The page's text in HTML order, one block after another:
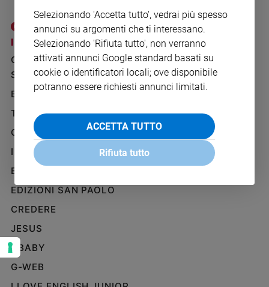
Ambiente
e
Aziende
di
Caso
della
settimana
Diversità
e
Costume
Cultura
e
spettacoli
I SITI SAN PAOLO
GRUPPO EDITORIALE
SAN PAOLO
BENESSERE
TELENOVA
GAZZETTA D'ALBA
IL GIORNALINO
EDICOLA SAN PAOLO
EDIZIONI SAN PAOLO
CREDERE
JESUS
GBABY
G-WEB
NOTE LEGALI
PRIVACY POLICY
INFORMATIVA
WHISTLEBLOWING
Selezionando 'Accetta tutto', vedrai più spesso
annunci su argomenti che ti interessano.
Selezionando 'Rifiuta tutto', non verranno
attivati annunci Google standard basati su
cookie o identificatori locali; ove disponibile
potranno essere richiesti annunci limitati.
ACCETTA TUTTO
Rifiuta tutto